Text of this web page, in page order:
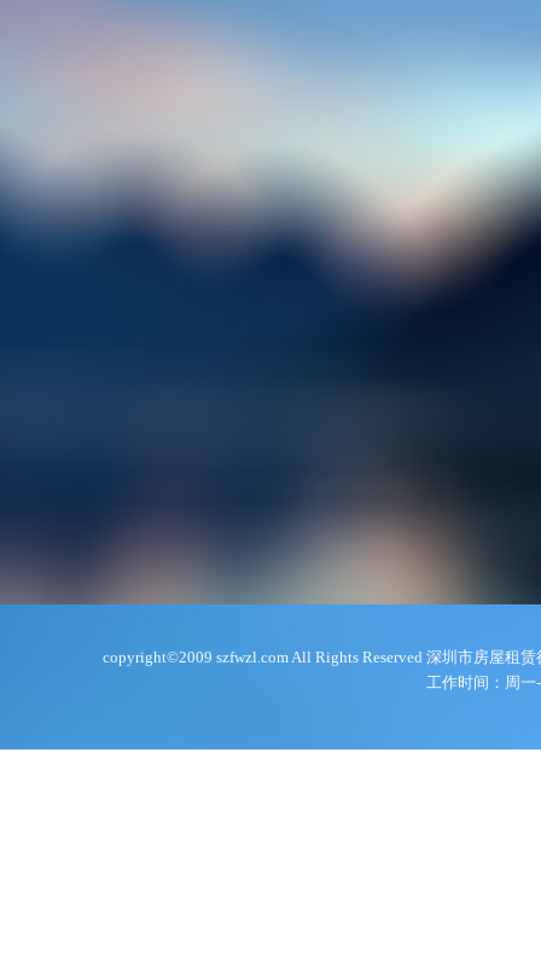
copyright©2009 szfwzl.com All Rights Reserved 深圳市房屋租
工作时间：周一